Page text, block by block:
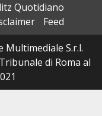
Quotidiano
Feed
Multimediale S.r.l.
di Roma al